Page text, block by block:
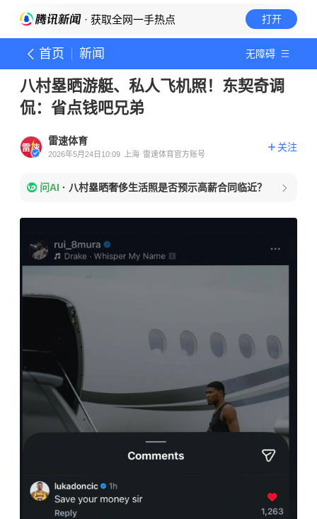
· 获取全网一手热点 打开
首页 新闻 无障碍
八村塁晒游艇、私人飞机照！东契奇调
侃：省点钱吧兄弟
雷速体育
2026年5月24日10:09 上海 雷速体育官方账号
关注
问AI · 八村塁晒奢侈生活照是否预示高薪合同临近？